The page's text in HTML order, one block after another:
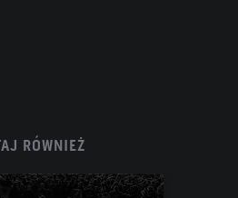
RÓWNIEŻ